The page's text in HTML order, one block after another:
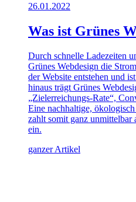
26.01.2022
Was ist Grünes
Durch schnelle Ladezeiten
Grünes Webdesign die
der Website entstehen und
hinaus trägt Grünes
„Zielerreichungs-Rate“,
Eine nachhaltige,
zahlt somit ganz
ein.
ganzer Artikel